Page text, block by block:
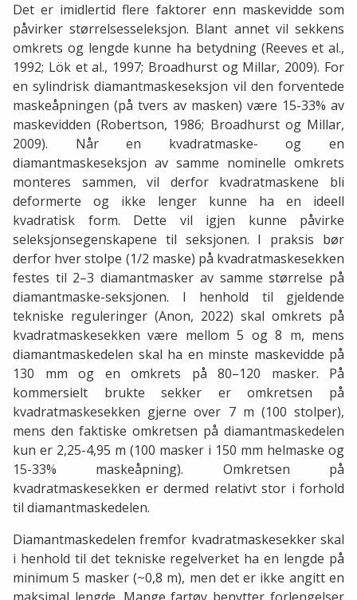
Det er imidlertid flere faktorer enn maskevidde som
påvirker størrelsesseleksjon. Blant annet vil sekkens
omkrets og lengde kunne ha betydning (Reeves et al.,
1992; Lök et al., 1997; Broadhurst og Millar, 2009). For
en sylindrisk diamantmaskeseksjon vil den forventede
maskeåpningen (på tvers av masken) være 15-33% av
maskevidden (Robertson, 1986; Broadhurst og Millar,
2009). Når en kvadratmaske- og en
diamantmaskeseksjon av samme nominelle omkrets
monteres sammen, vil derfor kvadratmaskene bli
deformerte og ikke lenger kunne ha en ideell
kvadratisk form. Dette vil igjen kunne påvirke
seleksjonsegenskapene til seksjonen. I praksis bør
derfor hver stolpe (1/2 maske) på kvadratmaskesekken
festes til 2–3 diamantmasker av samme størrelse på
diamantmaske-seksjonen. I henhold til gjeldende
tekniske reguleringer (Anon, 2022) skal omkrets på
kvadratmaskesekken være mellom 5 og 8 m, mens
diamantmaskedelen skal ha en minste maskevidde på
130 mm og en omkrets på 80–120 masker. På
kommersielt brukte sekker er omkretsen på
kvadratmaskesekken gjerne over 7 m (100 stolper),
mens den faktiske omkretsen på diamantmaskedelen
kun er 2,25-4,95 m (100 masker i 150 mm helmaske og
15-33% maskeåpning). Omkretsen på
kvadratmaskesekken er dermed relativt stor i forhold
til diamantmaskedelen.
Diamantmaskedelen fremfor kvadratmaskesekker skal
i henhold til det tekniske regelverket ha en lengde på
minimum 5 masker (~0,8 m), men det er ikke angitt en